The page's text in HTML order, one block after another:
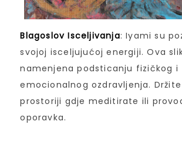
Blagoslov Isceljivanja: Iyami su
svojoj isceljujućoj energiji. Ova
namenjena podsticanju fizičkog i
emocionalnog ozdravljenja.
prostoriji gdje meditirate ili
oporavka.